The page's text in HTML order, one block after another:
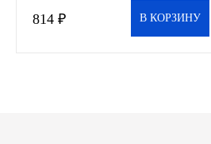
814 ₽ В КОРЗИНУ